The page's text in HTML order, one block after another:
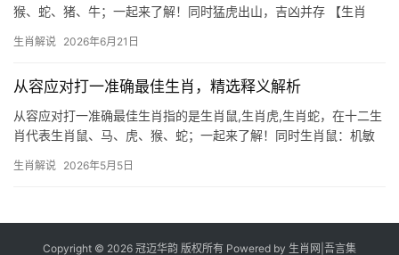
猴、蛇、猪、牛；一起来了解！同时猛虎出山，吉凶并存 【生肖
得，29岁至51岁者，下半年易遇贵人提携，但团队停滞、项目被抢
生肖解说 2026年6月21日
从容应对打一准确最佳生肖，精选释义解析
从容应对打一准确最佳生肖指的是生肖鼠,生肖虎,生肖蛇，在十二生
肖代表生肖鼠、马、虎、猴、蛇；一起来了解！同时生肖鼠：机敏
业上易遭小人暗中使绊，尤其下半年项目被抢或团队停滞时，莫要
生肖解说 2026年5月5日
Copyright © 2026 冠迈华韵 版权所有 Powered by 生肖网 吾言集